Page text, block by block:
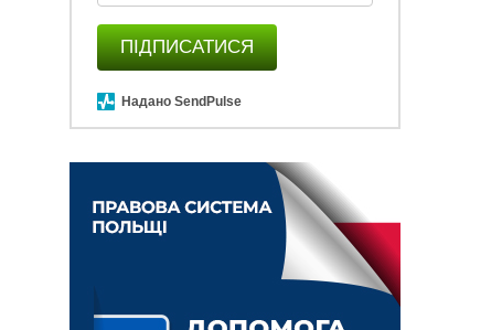
ПІДПИСАТИСЯ
Надано SendPulse